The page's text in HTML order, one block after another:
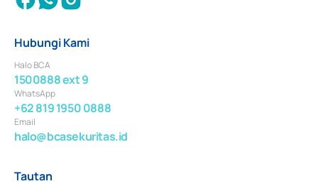
Hubungi Kami
Halo BCA
1500888 ext 9
WhatsApp
+62 819 1950 0888
Email
halo@bcasekuritas.id
Tautan